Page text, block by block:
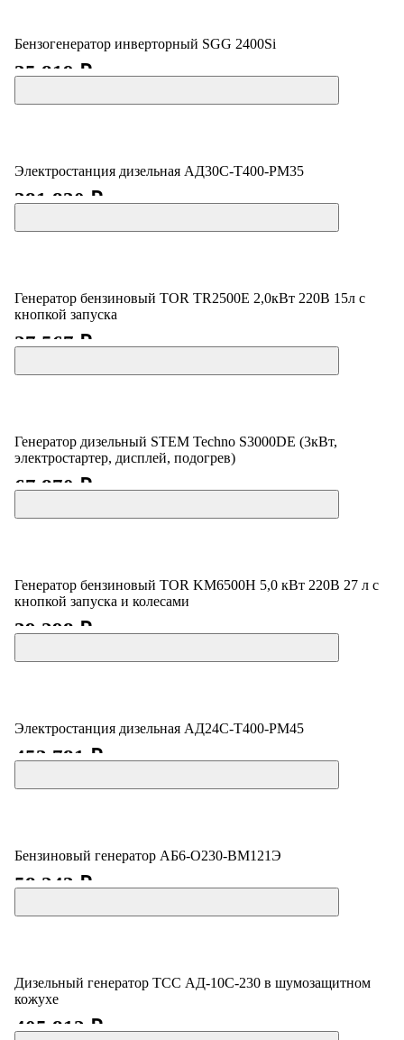
Бензогенератор инверторный SGG 2400Si
35 819 ₽
Электростанция дизельная АД30С-Т400-РМ35
381 830 ₽
Генератор бензиновый TOR TR2500E 2,0кВт 220В 15л с
кнопкой запуска
27 567 ₽
Генератор дизельный STEM Techno S3000DE (3кВт,
электростартер, дисплей, подогрев)
67 870 ₽
Генератор бензиновый TOR KM6500H 5,0 кВт 220В 27 л с
кнопкой запуска и колесами
39 298 ₽
Электростанция дизельная АД24С-Т400-РМ45
453 781 ₽
Бензиновый генератор АБ6-О230-ВМ121Э
58 243 ₽
Дизельный генератор ТСС АД-10С-230 в шумозащитном
кожухе
405 812 ₽